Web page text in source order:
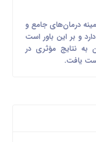
درمان‌های جامع و
و بر این باور است
به نتایج مؤثری در
یافت.